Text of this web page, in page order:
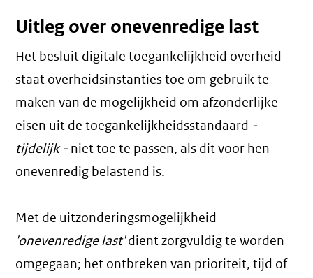
Uitleg over onevenredige last
Het besluit digitale toegankelijkheid overheid
staat overheidsinstanties toe om gebruik te
maken van de mogelijkheid om afzonderlijke
eisen uit de toegankelijkheidsstandaard -
tijdelijk - niet toe te passen, als dit voor hen
onevenredig belastend is.
Met de uitzonderingsmogelijkheid
'onevenredige last'dient zorgvuldig te worden
omgegaan; het ontbreken van prioriteit, tijd of